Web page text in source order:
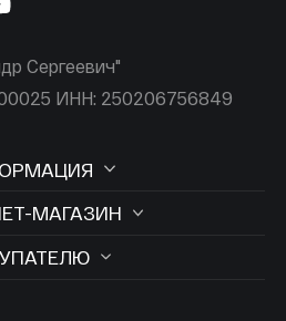
Сергеевич"
ИНН: 250206756849
МАГАЗИН